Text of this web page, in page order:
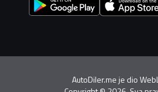
AutoDiler.me je dio